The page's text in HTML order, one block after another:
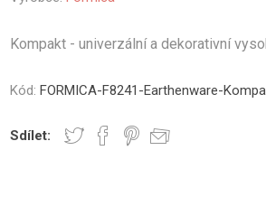
Kompakt - univerzální a dekorativní
Kód: FORMICA-F8241-Earthenware-
Sdílet: